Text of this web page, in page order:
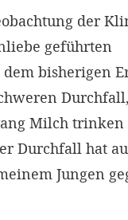
der
geführten
bisherigen
Milch trinken
Durchfall hat
Jungen